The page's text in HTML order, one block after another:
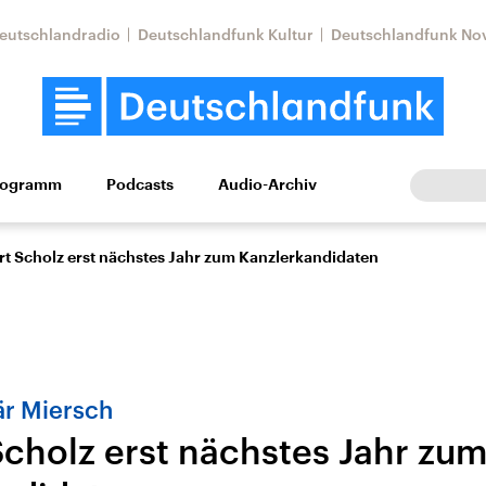
Deutschlandfunk Kultur Deutschlandfunk
Wissen Kultur Europa
Nahostkonflikt
Iran
Podcasts Audio-Archiv
Scholz erst nächstes Jahr zum Kanzlerkandidaten
Miersch
erst nächstes Jahr zum